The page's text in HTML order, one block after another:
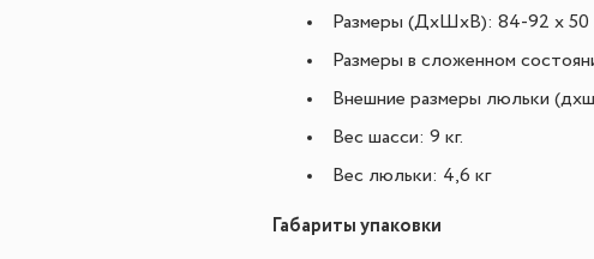
Размеры (ДхШхВ): 84-92 х 50
Размеры в сложенном
Внешние размеры люльки
Вес шасси: 9 кг.
Вес люльки: 4,6 кг
Габариты упаковки